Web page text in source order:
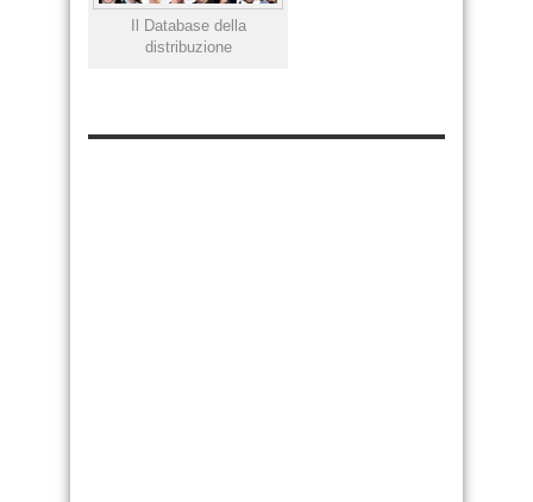
Il Database della
distribuzione